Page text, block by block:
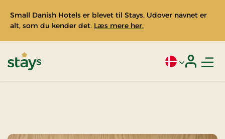
Small Danish Hotels er blevet til Stays. Udover navnet er
alt, som du kender det. Læs mere her.
Aktivt sprog: